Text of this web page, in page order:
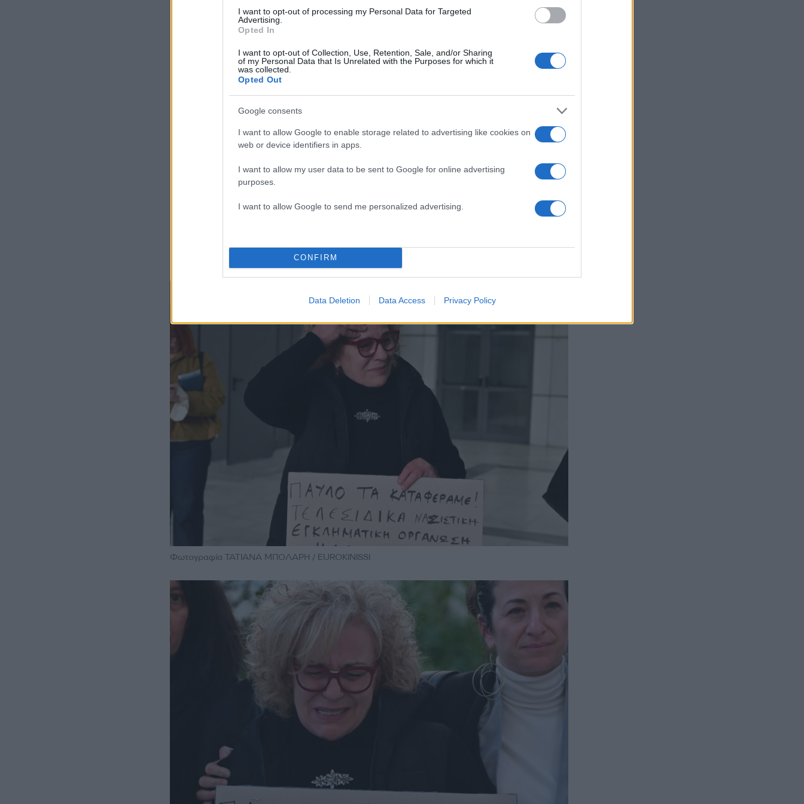
I want to opt-out of processing my Personal Data for Targeted
Advertising.
Opted In
I want to opt-out of Collection, Use, Retention, Sale, and/or Sharing
of my Personal Data that Is Unrelated with the Purposes for which it
was collected.
Opted Out
Google consents
I want to allow Google to enable storage related to advertising like cookies on
web or device identifiers in apps.
I want to allow my user data to be sent to Google for online advertising
purposes.
I want to allow Google to send me personalized advertising.
CONFIRM
Data Deletion Data Access Privacy Policy
Φωτογραφία ΤΑΤΙΑΝΑ ΜΠΟΛΑΡΗ / EUROKINISSI